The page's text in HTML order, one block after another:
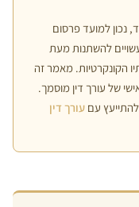
נכון למועד פרסום
להשתנות מעת
הקונקרטיות. מאמר זה
של עורך דין מוסמך.
עם עורך דין